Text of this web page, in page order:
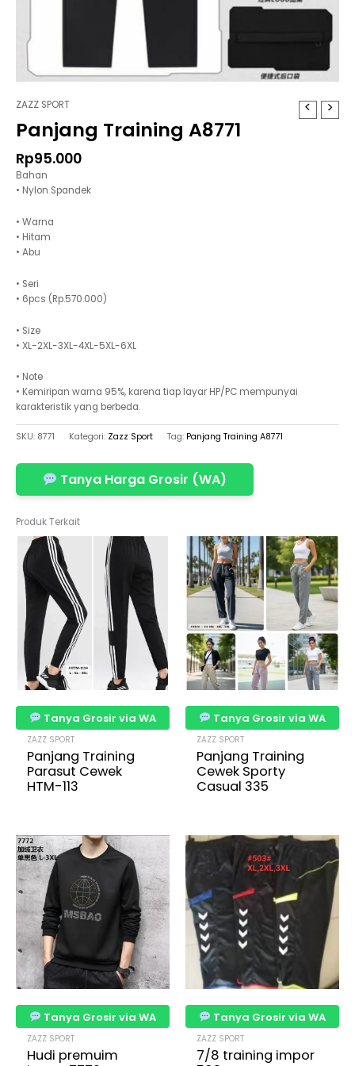
ZAZZ SPORT
Panjang Training A8771
Rp95.000
Bahan
• Nylon Spandek
• Warna
• Hitam
• Abu
• Seri
• 6pcs (Rp.570.000)
• Size
• XL-2XL-3XL-4XL-5XL-6XL
• Note
• Kemiripan warna 95%, karena tiap layar HP/PC mempunyai
karakteristik yang berbeda.
SKU: 8771 Kategori: Zazz Sport Tag: Panjang Training A8771
Tanya Harga Grosir (WA)
Produk Terkait
Tanya Grosir via WA
ZAZZ SPORT
Panjang Training
Parasut Cewek
HTM-113
Tanya Grosir via WA
ZAZZ SPORT
Panjang Training
Cewek Sporty
Casual 335
Tanya Grosir via WA
ZAZZ SPORT
Hudi premuim
Tanya Grosir via WA
ZAZZ SPORT
7/8 training impor